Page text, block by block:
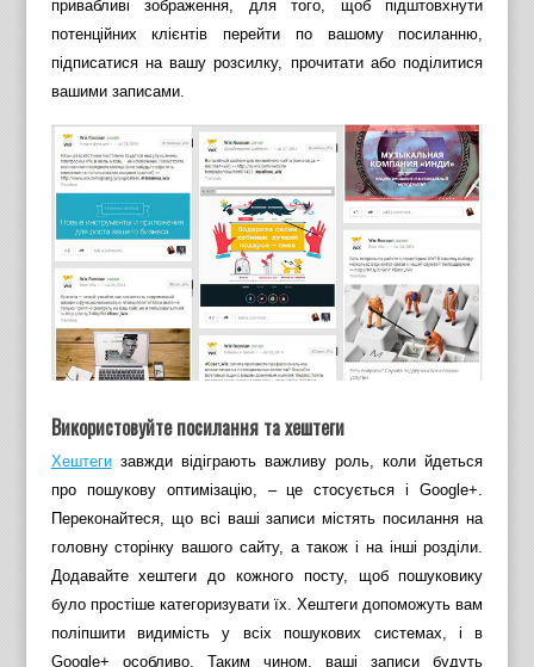
привабливі зображення, для того, щоб підштовхнути
потенційних клієнтів перейти по вашому посиланню,
підписатися на вашу розсилку, прочитати або поділитися
вашими записами.
Використовуйте посилання та хештеги
Хештегизавжди відіграють важливу роль, коли йдеться
про пошукову оптимізацію, – це стосується і Google+.
Переконайтеся, що всі ваші записи містять посилання на
головну сторінку вашого сайту, а також і на інші розділи.
Додавайте хештеги до кожного посту, щоб пошуковику
було простіше категоризувати їх. Хештеги допоможуть вам
поліпшити видимість у всіх пошукових системах, і в
Google+ особливо. Таким чином, ваші записи будуть